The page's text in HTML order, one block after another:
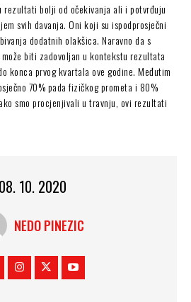
rezultati bolji od očekivanja ali i potvrđuju
svih davanja. Oni koji su ispodprosječni
dodatnih olakšica. Naravno da s
biti zadovoljan u kontekstu rezultata
konca prvog kvartala ove godine. Međutim
70% pada fizičkog prometa i 80%
smo procjenjivali u travnju, ovi rezultati
08. 10. 2020
NEDO PINEZIC